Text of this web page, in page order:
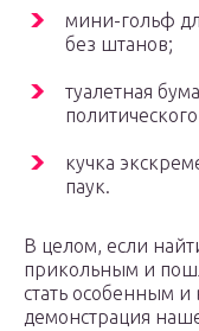
мини-гольф
без штанов;
туалетная
кучка
паук.
В целом, если
прикольным и
стать особенным
демонстрация